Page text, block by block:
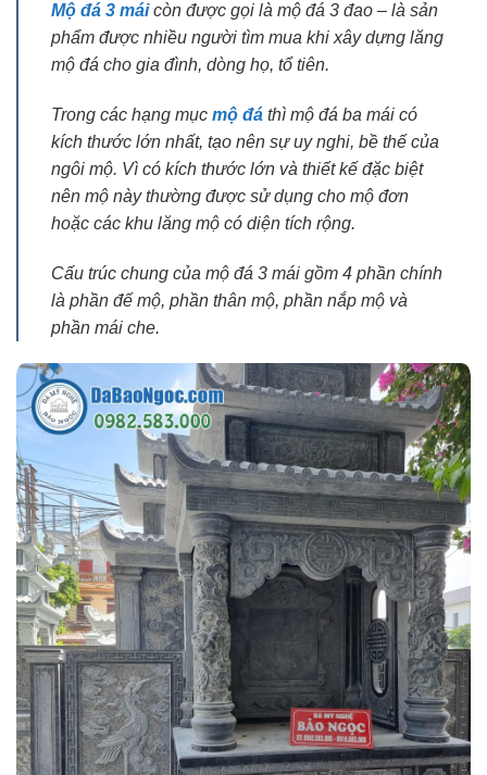
Mộ đá 3 máicòn được gọi là mộ đá 3 đao – là sản
phẩm được nhiều người tìm mua khi xây dựng lăng
mộ đá cho gia đình, dòng họ, tổ tiên.
Trong các hạng mục mộ đá thì mộ đá ba mái có
kích thước lớn nhất, tạo nên sự uy nghi, bề thế của
ngôi mộ. Vì có kích thước lớn và thiết kế đặc biệt
nên mộ này thường được sử dụng cho mộ đơn
hoặc các khu lăng mộ có diện tích rộng.
Cấu trúc chung của mộ đá 3 mái gồm 4 phần chính
là phần đế mộ, phần thân mộ, phần nắp mộ và
phần mái che.